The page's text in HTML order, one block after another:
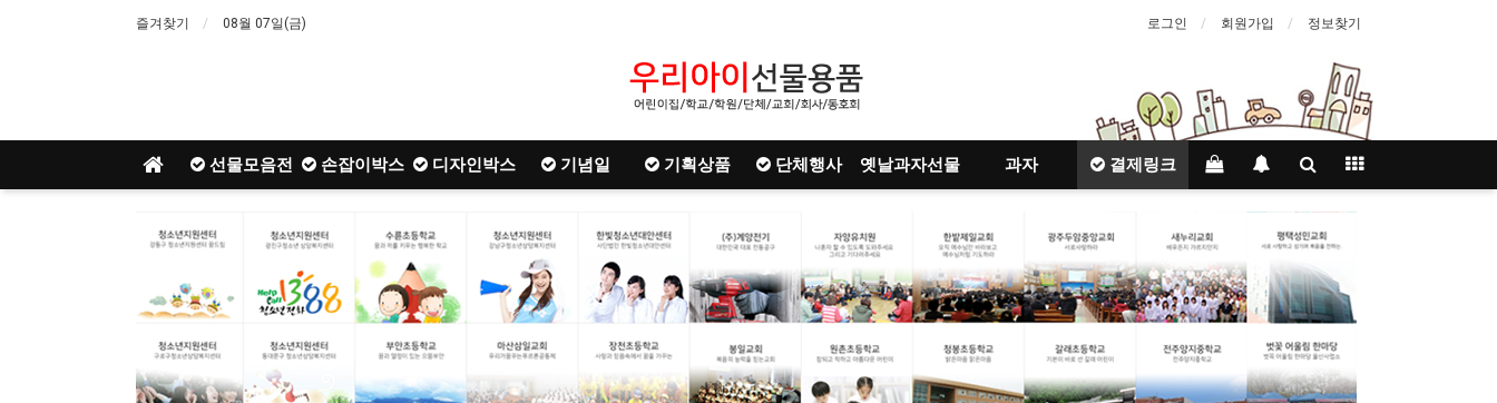
즐겨찾기 08월 07일(금) 로그인 회원가입 정보찾기
선물모음전 손잡이박스 디자인박스 기념일 기획상품 단체행사 옛날과자선물 과자 결제링크